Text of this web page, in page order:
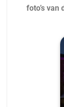
foto’s van